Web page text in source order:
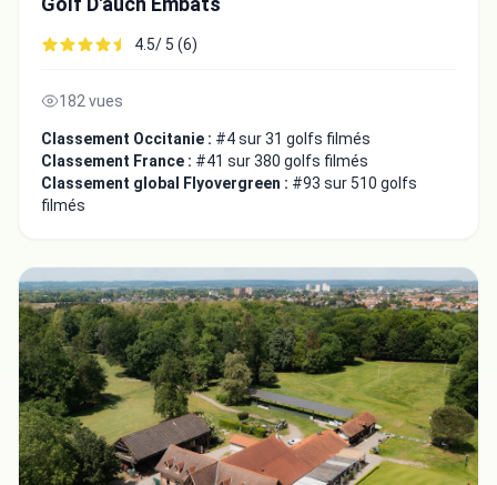
4.5/ 5 (6)
182 vues
Classement Occitanie : #4 sur 31 golfs filmés
Classement France : #41 sur 380 golfs filmés
Classement global Flyovergreen : #93 sur 510 golfs
filmés